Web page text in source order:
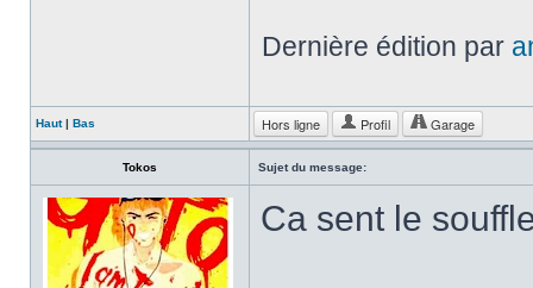
Dernière édition par
Haut| Bas Hors ligne Profil Garage
Tokos Sujet du message:
Ca sent le